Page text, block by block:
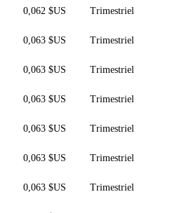
0,062 $US Trimestriel
0,063 $US Trimestriel
0,063 $US Trimestriel
0,063 $US Trimestriel
0,063 $US Trimestriel
0,063 $US Trimestriel
0,063 $US Trimestriel